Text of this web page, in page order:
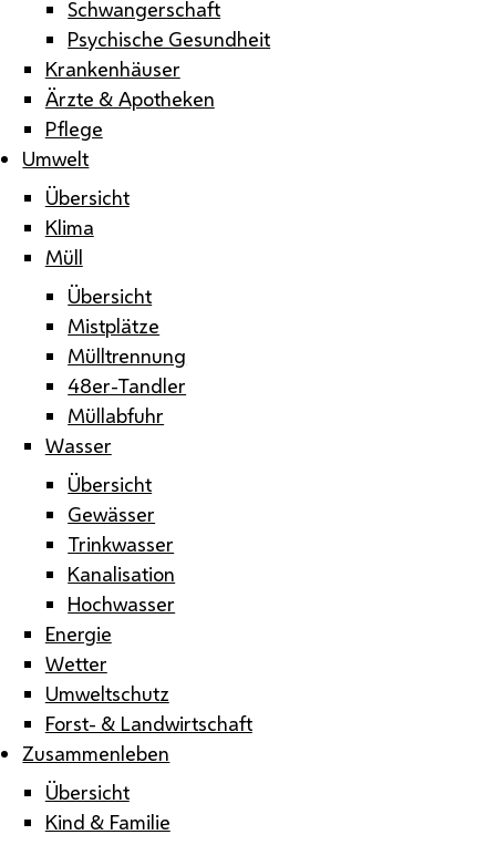
Schwangerschaft
Psychische Gesundheit
Krankenhäuser
Ärzte & Apotheken
Pflege
Umwelt
Übersicht
Klima
Müll
Übersicht
Mistplätze
Mülltrennung
48er-Tandler
Müllabfuhr
Wasser
Übersicht
Gewässer
Trinkwasser
Kanalisation
Hochwasser
Energie
Wetter
Umweltschutz
Forst- & Landwirtschaft
Zusammenleben
Übersicht
Kind & Familie